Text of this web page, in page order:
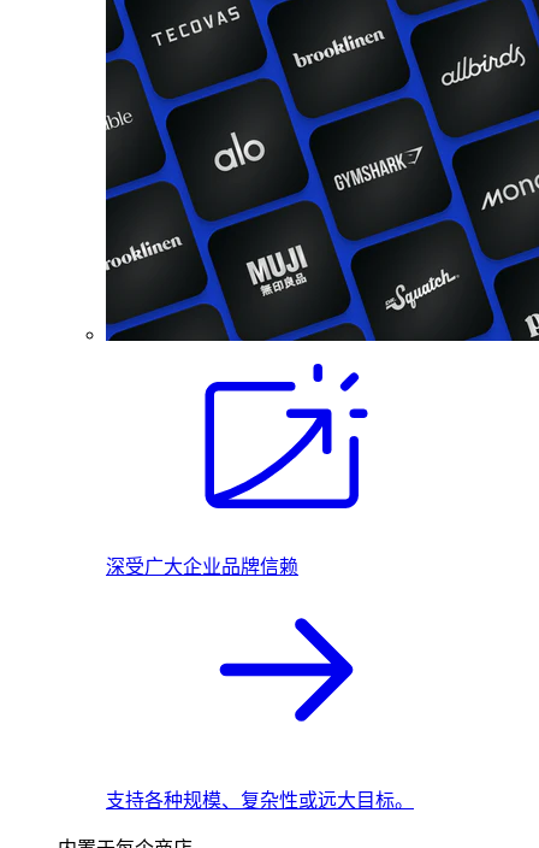
深受广大企业品牌信赖
支持各种规模、复杂性或远大目标。